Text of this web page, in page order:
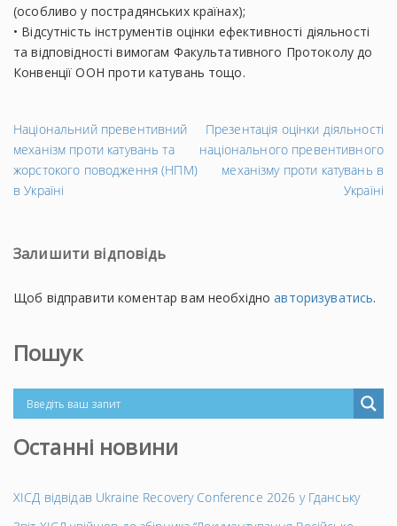
(особливо у пострадянських країнах);
• Відсутність інструментів оцінки ефективності діяльності
та відповідності вимогам Факультативного Протоколу до
Конвенції ООН проти катувань тощо.
←
Попередній
запис
Національний превентивний
механізм проти катувань та
жорстокого поводження (НПМ)
в Україні
→
Презентація оцінки діяльності
національного превентивного
механізму проти катувань в
Україні
Залишити відповідь
Щоб відправити коментар вам необхідноавторизуватись.
Пошук
Останні новини
ХІСД відвідав Ukraine Recovery Conference 2026 у Гданську